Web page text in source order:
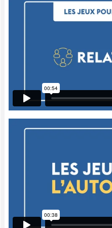
Âne », le second «
Canard ». Ça a l'air
les animaux, mais si
demander des noms
mais les enfants
manière.
chaque fois qu'un
parcours, il va
pouvoir aller